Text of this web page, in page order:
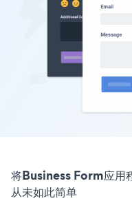
将Business Form应用
从未如此简单